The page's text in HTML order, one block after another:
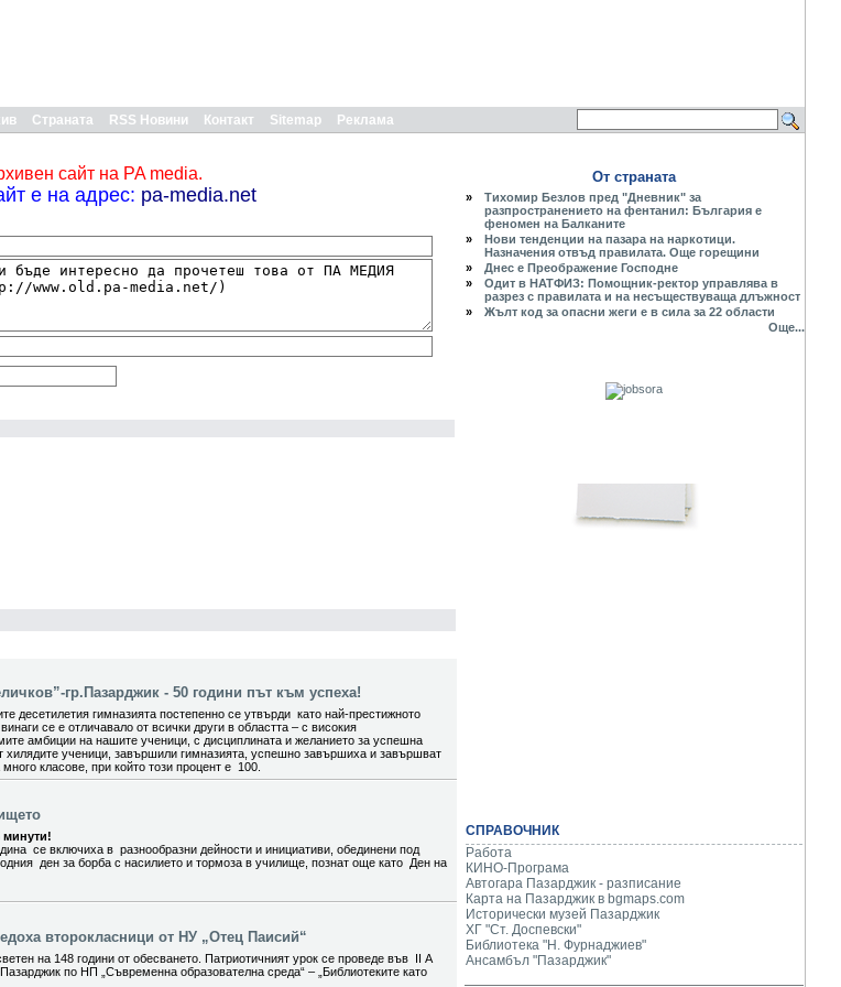
Страната RSS Новини Контакт Sitemap Реклама
сайт на PA media.
е на адрес: pa-media.net
гр.Пазарджик - 50 години път към успеха!
десетилетия гимназията постепенно се утвърди като най-престижното
се е отличавало от всички други в областта – с високия
амбиции на нашите ученици, с дисциплината и желанието за успешна
ученици, завършили гимназията, успешно завършиха и завършват
класове, при който този процент е 100.
минути!
се включиха в разнообразни дейности и инициативи, обединени под
ден за борба с насилието и тормоза в училище, познат още като Ден на
второкласници от НУ „Отец Паисий“
на 148 години от обесването. Патриотичният урок се проведе във II А
по НП „Съвременна образователна среда“ – „Библиотеките като
От страната
»
Тихомир Безлов пред "Дневник" за
разпространението на фентанил: България е
феномен на Балканите
»
Нови тенденции на пазара на наркотици.
Назначения отвъд правилата. Още горещини
»
Днес е Преображение Господне
»
Одит в НАТФИЗ: Помощник-ректор управлява в
разрез с правилата и на несъществуваща длъжност
»
Жълт код за опасни жеги е в сила за 22 области
Още...
СПРАВОЧНИК
Работа
КИНО-Програма
Автогара Пазарджик - разписание
Карта на Пазарджик в bgmaps.com
Исторически музей Пазарджик
ХГ "Ст. Доспевски"
Библиотека "Н. Фурнаджиев"
Ансамбъл "Пазарджик"